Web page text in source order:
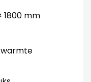
1800 mm